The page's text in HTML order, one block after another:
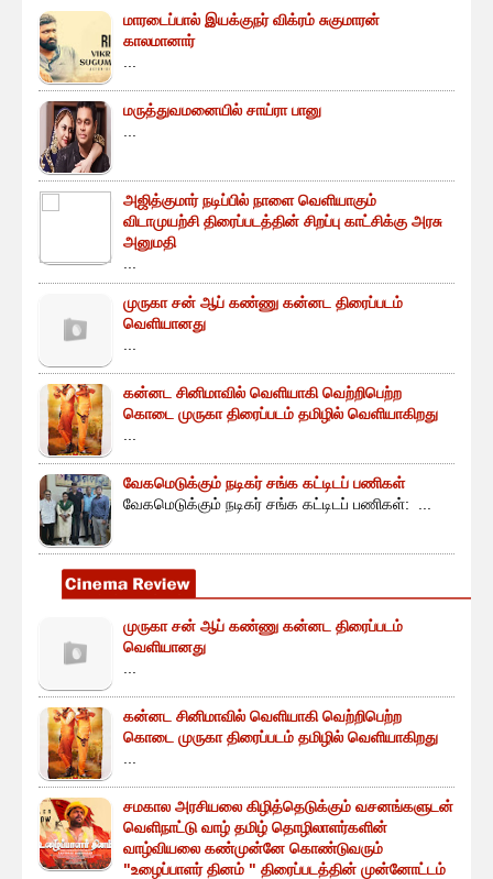
மாரடைப்பால் இயக்குநர் விக்ரம் சுகுமாரன்
காலமானார்
மருத்துவமனையில் சாய்ரா பானு
அஜித்குமார் நடிப்பில் நாளை வெளியாகும்
விடாமுயற்சி திரைப்படத்தின் சிறப்பு காட்சிக்கு அரசு
அனுமதி
முருகா சன் ஆப் கண்ணு கன்னட திரைப்படம்
வெளியானது
கன்னட சினிமாவில் வெளியாகி வெற்றிபெற்ற
கொடை முருகா திரைப்படம் தமிழில் வெளியாகிறது
வேகமெடுக்கும் நடிகர் சங்க கட்டிடப் பணிகள்
வேகமெடுக்கும் நடிகர் சங்க கட்டிடப் பணிகள்: ...
முருகா சன் ஆப் கண்ணு கன்னட திரைப்படம்
வெளியானது
கன்னட சினிமாவில் வெளியாகி வெற்றிபெற்ற
கொடை முருகா திரைப்படம் தமிழில் வெளியாகிறது
சமகால அரசியலை கிழித்தெடுக்கும் வசனங்களுடன்
வெளிநாட்டு வாழ் தமிழ் தொழிலாளர்களின்
வாழ்வியலை கண்முன்னே கொண்டுவரும்
"உழைப்பாளர் தினம் " திரைப்படத்தின் முன்னோட்டம்